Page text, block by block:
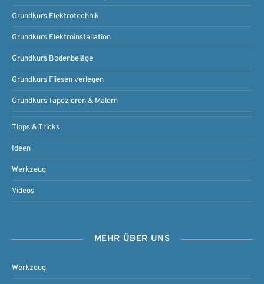
Grundkurs Elektrotechnik
Grundkurs Elektroinstallation
Grundkurs Bodenbeläge
Grundkurs Fliesen verlegen
Grundkurs Tapezieren & Malern
Tipps & Tricks
Ideen
Werkzeug
Videos
MEHR ÜBER UNS
Werkzeug